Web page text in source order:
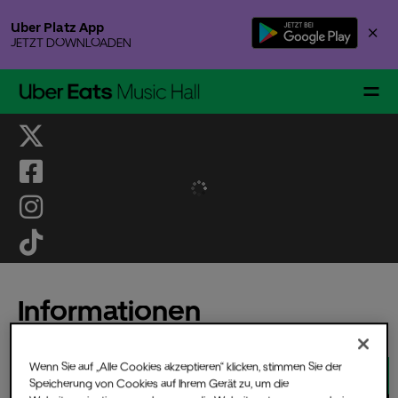
to
content
Buy
Tickets
×
Uber Platz App
JETZT DOWNLOADEN
Ihr Besuch
Informationen
Wenn Sie auf „Alle Cookies akzeptieren“ klicken, stimmen Sie der
Speicherung von Cookies auf Ihrem Gerät zu, um die